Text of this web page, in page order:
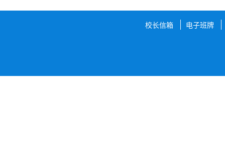
校长信箱 电子班牌